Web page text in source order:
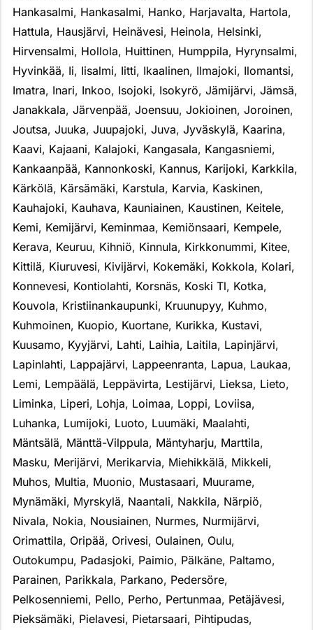
Hankasalmi, Hankasalmi, Hanko, Harjavalta, Hartola,
Hattula, Hausjärvi, Heinävesi, Heinola, Helsinki,
Hirvensalmi, Hollola, Huittinen, Humppila, Hyrynsalmi,
Hyvinkää, Ii, Iisalmi, Iitti, Ikaalinen, Ilmajoki, Ilomantsi,
Imatra, Inari, Inkoo, Isojoki, Isokyrö, Jämijärvi, Jämsä,
Janakkala, Järvenpää, Joensuu, Jokioinen, Joroinen,
Joutsa, Juuka, Juupajoki, Juva, Jyväskylä, Kaarina,
Kaavi, Kajaani, Kalajoki, Kangasala, Kangasniemi,
Kankaanpää, Kannonkoski, Kannus, Karijoki, Karkkila,
Kärkölä, Kärsämäki, Karstula, Karvia, Kaskinen,
Kauhajoki, Kauhava, Kauniainen, Kaustinen, Keitele,
Kemi, Kemijärvi, Keminmaa, Kemiönsaari, Kempele,
Kerava, Keuruu, Kihniö, Kinnula, Kirkkonummi, Kitee,
Kittilä, Kiuruvesi, Kivijärvi, Kokemäki, Kokkola, Kolari,
Konnevesi, Kontiolahti, Korsnäs, Koski Tl, Kotka,
Kouvola, Kristiinankaupunki, Kruunupyy, Kuhmo,
Kuhmoinen, Kuopio, Kuortane, Kurikka, Kustavi,
Kuusamo, Kyyjärvi, Lahti, Laihia, Laitila, Lapinjärvi,
Lapinlahti, Lappajärvi, Lappeenranta, Lapua, Laukaa,
Lemi, Lempäälä, Leppävirta, Lestijärvi, Lieksa, Lieto,
Liminka, Liperi, Lohja, Loimaa, Loppi, Loviisa,
Luhanka, Lumijoki, Luoto, Luumäki, Maalahti,
Mäntsälä, Mänttä-Vilppula, Mäntyharju, Marttila,
Masku, Merijärvi, Merikarvia, Miehikkälä, Mikkeli,
Muhos, Multia, Muonio, Mustasaari, Muurame,
Mynämäki, Myrskylä, Naantali, Nakkila, Närpiö,
Nivala, Nokia, Nousiainen, Nurmes, Nurmijärvi,
Orimattila, Oripää, Orivesi, Oulainen, Oulu,
Outokumpu, Padasjoki, Paimio, Pälkäne, Paltamo,
Parainen, Parikkala, Parkano, Pedersöre,
Pelkosenniemi, Pello, Perho, Pertunmaa, Petäjävesi,
Pieksämäki, Pielavesi, Pietarsaari, Pihtipudas,